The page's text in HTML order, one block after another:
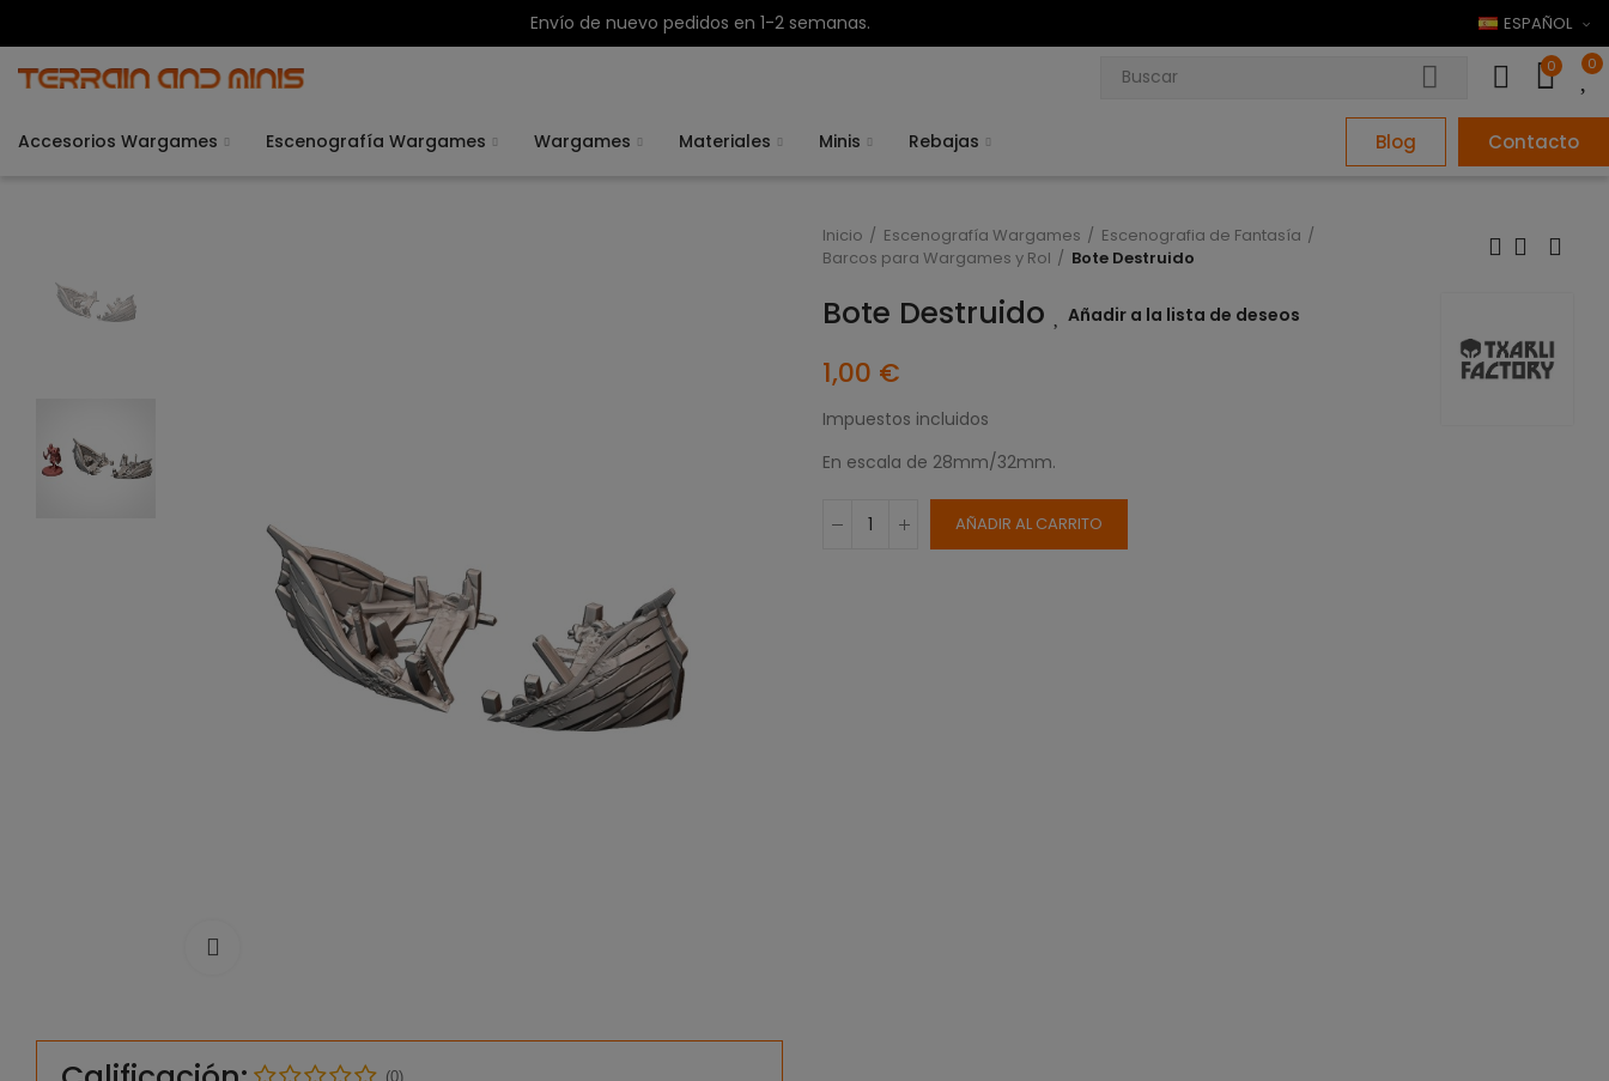
Envío de nuevo pedidos en 1-2 semanas. ESPAÑOL
0 0
Accesorios Wargames Escenografía Wargames Wargames Materiales Minis Rebajas Blog Contacto
(0)
Inicio Escenografía Wargames
Escenografia de Fantasía
Barcos para Wargames y Rol
Bote Destruido
Bote Destruido Añadir a la lista de deseos
1,00 €
Impuestos incluidos
En escala de 28mm/32mm.
AÑADIR AL CARRITO